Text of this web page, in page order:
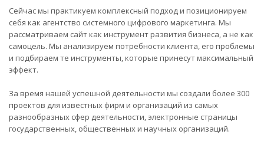
Сейчас мы практикуем комплексный подход и позиционируем
себя как агентство системного цифрового маркетинга. Мы
рассматриваем сайт как инструмент развития бизнеса, а не как
самоцель. Мы анализируем потребности клиента, его проблемы
и подбираем те инструменты, которые принесут максимальный
эффект.
За время нашей успешной деятельности мы создали более 300
проектов для известных фирм и организаций из самых
разнообразных сфер деятельности, электронные страницы
государственных, общественных и научных организаций.